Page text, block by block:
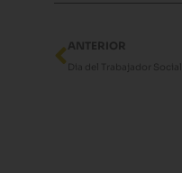
Ant
ANTERIOR
Dia del Trabajador Social